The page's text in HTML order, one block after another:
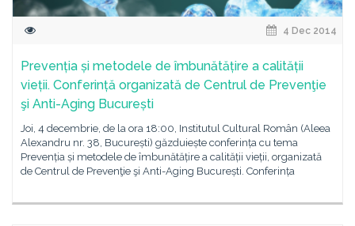
4 Dec 2014
Prevenția și metodele de îmbunătățire a calității
vieții. Conferință organizată de Centrul de Prevenţie
şi Anti-Aging București
Joi, 4 decembrie, de la ora 18:00, Institutul Cultural Român (Aleea
Alexandru nr. 38, București) găzduiește conferința cu tema
Prevenția și metodele de îmbunătățire a calității vieții, organizată
de Centrul de Prevenţie şi Anti-Aging București. Conferința